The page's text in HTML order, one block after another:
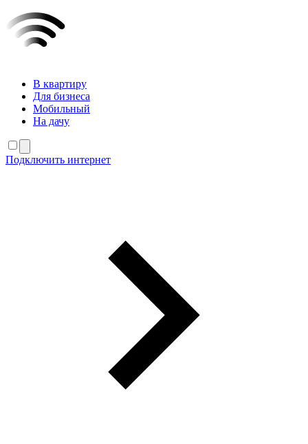
В квартиру
Для бизнеса
Мобильный
На дачу
Подключить интернет